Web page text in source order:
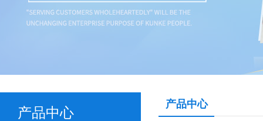
产品中心
产品中心